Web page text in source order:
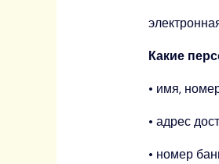
Какие
• имя,
• адрес
• номер